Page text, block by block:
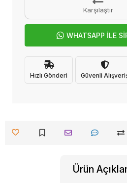
Karşılaştır
WHATSAPP İLE
Hızlı Gönderi Güvenli
Ürün